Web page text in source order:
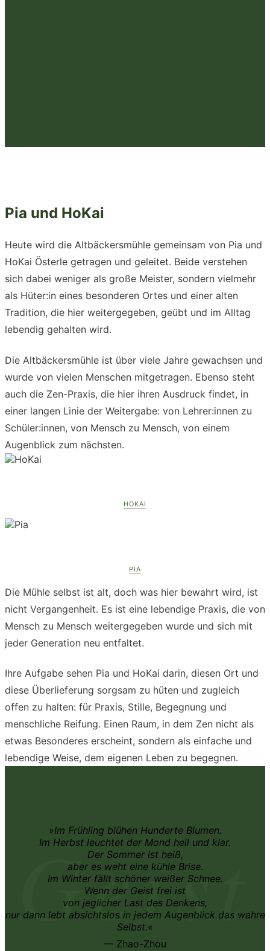
Pia und HoKai
Heute wird die Altbäckersmühle gemeinsam von Pia und
HoKai Österle getragen und geleitet. Beide verstehen
sich dabei weniger als große Meister, sondern vielmehr
als Hüter:in eines besonderen Ortes und einer alten
Tradition, die hier weitergegeben, geübt und im Alltag
lebendig gehalten wird.
Die Altbäckersmühle ist über viele Jahre gewachsen und
wurde von vielen Menschen mitgetragen. Ebenso steht
auch die Zen-Praxis, die hier ihren Ausdruck findet, in
einer langen Linie der Weitergabe: von Lehrer:innen zu
Schüler:innen, von Mensch zu Mensch, von einem
Augenblick zum nächsten.
HOKAI
PIA
Die Mühle selbst ist alt, doch was hier bewahrt wird, ist
nicht Vergangenheit. Es ist eine lebendige Praxis, die von
Mensch zu Mensch weitergegeben wurde und sich mit
jeder Generation neu entfaltet.
Ihre Aufgabe sehen Pia und HoKai darin, diesen Ort und
diese Überlieferung sorgsam zu hüten und zugleich
offen zu halten: für Praxis, Stille, Begegnung und
menschliche Reifung. Einen Raum, in dem Zen nicht als
etwas Besonderes erscheint, sondern als einfache und
lebendige Weise, dem eigenen Leben zu begegnen.
Geist
»Im Frühling blühen Hunderte Blumen.
Im Herbst leuchtet der Mond hell und klar.
Der Sommer ist heiß,
aber es weht eine kühle Brise.
Im Winter fällt schöner weißer Schnee.
Wenn der Geist frei ist
von jeglicher Last des Denkens,
nur dann lebt absichtslos in jedem Augenblick das wahre
Selbst.«
— Zhao-Zhou